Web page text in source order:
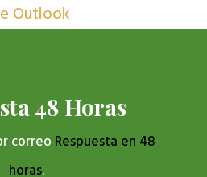
Outlook
48 Horas
correo Respuesta en 48
horas.